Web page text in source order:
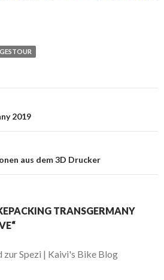
2019
aus dem 3D Drucker
TRANSGERMANY
zur Spezi | Kaivi's Bike Blog